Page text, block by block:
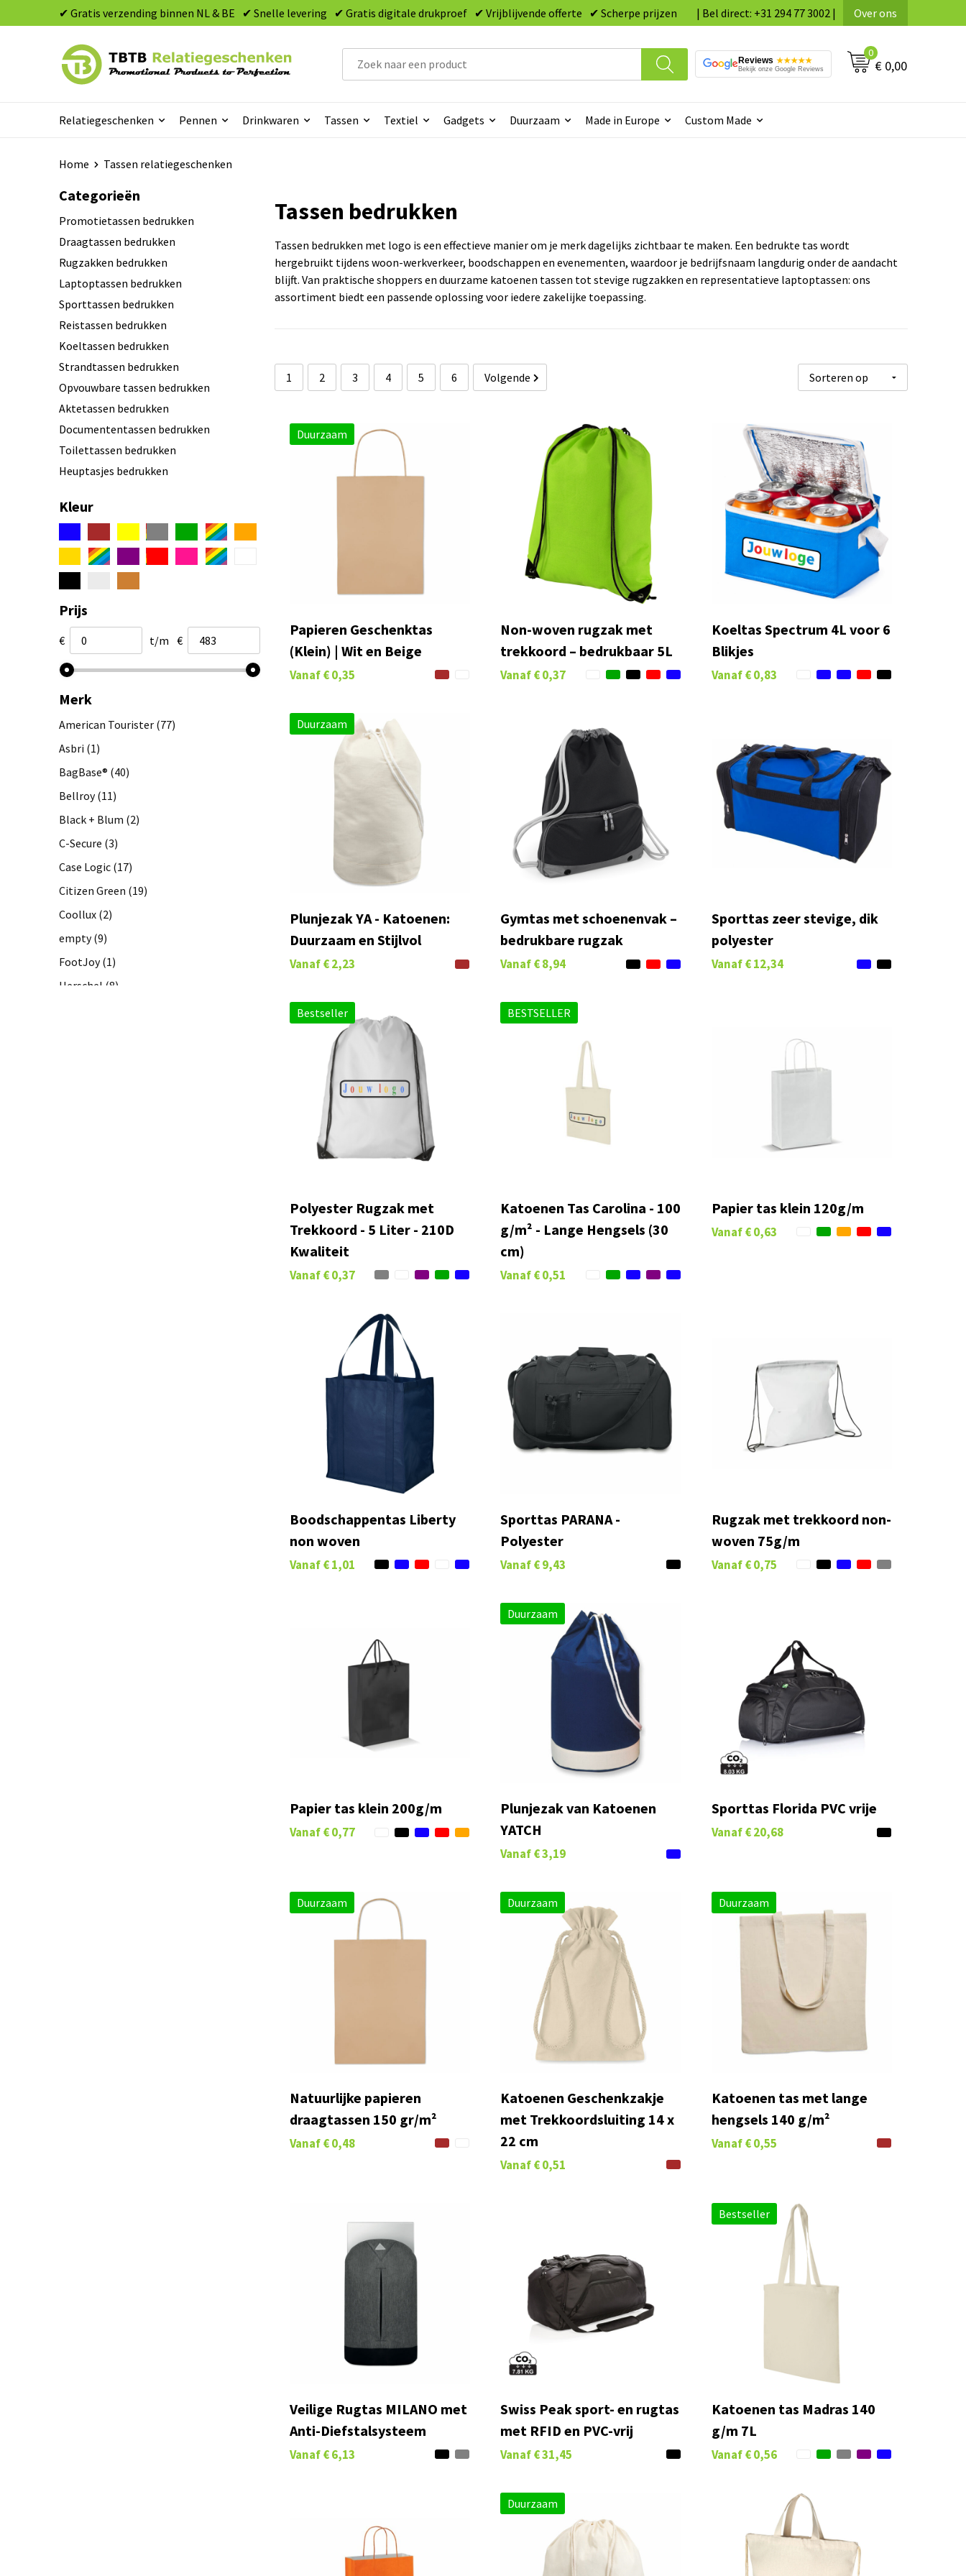
✔ Gratis verzending binnen NL & BE ✔ Snelle levering ✔ Gratis digitale drukproef ✔ Vrijblijvende offerte ✔ Scherpe prijzen | Bel direct: +31 294 77 3002 | Over ons
Reviews ★★★★★
Bekijk onze Google Reviews
0
€ 0,00
Relatiegeschenken Pennen Drinkwaren Tassen Textiel Gadgets Duurzaam Made in Europe Custom Made
Home Tassen relatiegeschenken
Categorieën
Promotietassen bedrukken
Draagtassen bedrukken
Rugzakken bedrukken
Laptoptassen bedrukken
Sporttassen bedrukken
Reistassen bedrukken
Koeltassen bedrukken
Strandtassen bedrukken
Opvouwbare tassen bedrukken
Aktetassen bedrukken
Documententassen bedrukken
Toilettassen bedrukken
Heuptasjes bedrukken
Kledinghoezen bedrukken
Trolleys bedrukken
Opbergtassen bedrukken
Tassen Accessoires bedrukken
Kleur
Prijs
€ t/m €
Merk
American Tourister (77)
Asbri (1)
BagBase® (40)
Bellroy (11)
Black + Blum (2)
C-Secure (3)
Case Logic (17)
Citizen Green (19)
Coollux (2)
empty (9)
FootJoy (1)
Herschel (8)
Tassen bedrukken
Tassen bedrukken met logo is een effectieve manier om je merk dagelijks zichtbaar te maken. Een bedrukte tas wordt
hergebruikt tijdens woon-werkverkeer, boodschappen en evenementen, waardoor je bedrijfsnaam langdurig onder de aandacht
blijft. Van praktische shoppers en duurzame katoenen tassen tot stevige rugzakken en representatieve laptoptassen: ons
assortiment biedt een passende oplossing voor iedere zakelijke toepassing.
1 2 3 4 5 6 Volgende
Duurzaam
Papieren Geschenktas
(Klein) | Wit en Beige
Vanaf € 0,35
Non-woven rugzak met
trekkoord – bedrukbaar 5L
Vanaf€ 0,37
Koeltas Spectrum 4L voor 6
Blikjes
Vanaf€ 0,83
Duurzaam
Plunjezak YA - Katoenen:
Duurzaam en Stijlvol
Vanaf € 2,23
Gymtas met schoenenvak –
bedrukbare rugzak
Vanaf€ 8,94
Sporttas zeer stevige, dik
polyester
Vanaf€ 12,34
Bestseller
Polyester Rugzak met
Trekkoord - 5 Liter - 210D
Kwaliteit
Vanaf € 0,37
BESTSELLER
Katoenen Tas Carolina - 100
g/m² - Lange Hengsels (30
cm)
Vanaf€ 0,51
Papier tas klein 120g/m
Vanaf€ 0,63
Boodschappentas Liberty
non woven
Vanaf € 1,01
Sporttas PARANA -
Polyester
Vanaf€ 9,43
Rugzak met trekkoord non-
woven 75g/m
Vanaf€ 0,75
Papier tas klein 200g/m
Vanaf € 0,77
Duurzaam
Plunjezak van Katoenen
YATCH
Vanaf€ 3,19
Sporttas Florida PVC vrije
Vanaf€ 20,68
Duurzaam
Natuurlijke papieren
draagtassen 150 gr/m²
Vanaf € 0,48
Duurzaam
Katoenen Geschenkzakje
met Trekkoordsluiting 14 x
22 cm
Vanaf€ 0,51
Duurzaam
Katoenen tas met lange
hengsels 140 g/m²
Vanaf€ 0,55
Veilige Rugtas MILANO met
Anti-Diefstalsysteem
Vanaf € 6,13
Swiss Peak sport- en rugtas
met RFID en PVC-vrij
Vanaf€ 31,45
Bestseller
Katoenen tas Madras 140
g/m 7L
Vanaf€ 0,56
Duurzaam